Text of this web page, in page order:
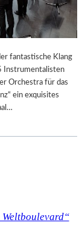
fantastische Klang
Instrumentalisten
Orchestra für das
ein exquisites